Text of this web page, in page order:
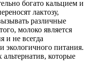
богато кальцием и
лактозу,
различные
молоко является
и не всегда
экологичного питания.
которые